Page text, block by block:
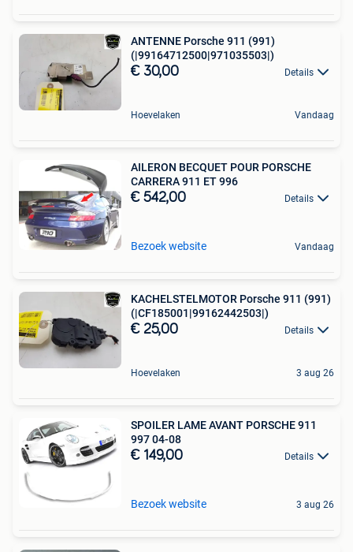
ANTENNE Porsche 911 (991)
(|99164712500|971035503|)
€ 30,00 Details
Hoevelaken Vandaag
AILERON BECQUET POUR PORSCHE
CARRERA 911 ET 996
€ 542,00 Details
Bezoek website Vandaag
KACHELSTELMOTOR Porsche 911 (991)
(|CF185001|99162442503|)
€ 25,00 Details
Hoevelaken 3 aug 26
SPOILER LAME AVANT PORSCHE 911
997 04-08
€ 149,00 Details
Bezoek website 3 aug 26